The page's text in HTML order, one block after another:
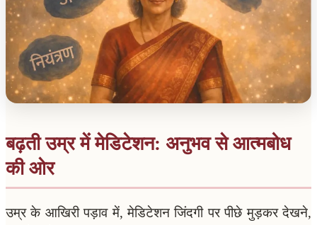
बढ़ती उम्र में मेडिटेशन: अनुभव से आत्मबोध
की ओर
उम्र के आखिरी पड़ाव में, मेडिटेशन जिंदगी पर पीछे मुड़कर देखने,